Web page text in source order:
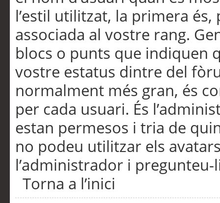
l’estil utilitzat, la primera
associada al vostre rang.
blocs o punts que indiquen
vostre estatus dintre del
normalment més gran, és
per cada usuari. És
estan permesos i tria de
no podeu utilitzar els
l’administrador i pregunteu-
Torna a l’inici